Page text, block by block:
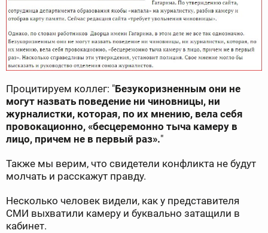
Процитируем коллег: "Безукоризненным они не
могут назвать поведение ни чиновницы, ни
журналистки, которая, по их мнению, вела себя
провокационно, «бесцеремонно тыча камеру в
лицо, причем не в первый раз»."
Также мы верим, что свидетели конфликта не будут
молчать и расскажут правду.
Несколько человек видели, как у представителя
СМИ выхватили камеру и буквально затащили в
кабинет.